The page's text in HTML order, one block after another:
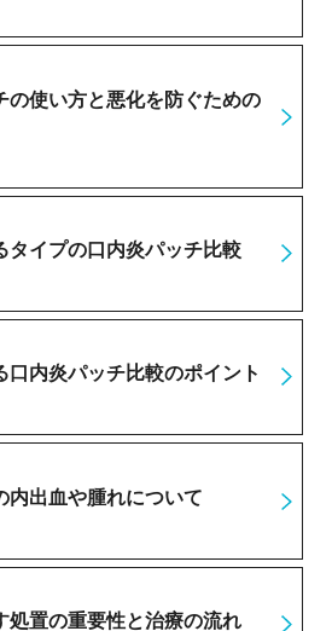
の使い方と悪化を防ぐための
タイプの口内炎パッチ比較
口内炎パッチ比較のポイント
内出血や腫れについて
処置の重要性と治療の流れ